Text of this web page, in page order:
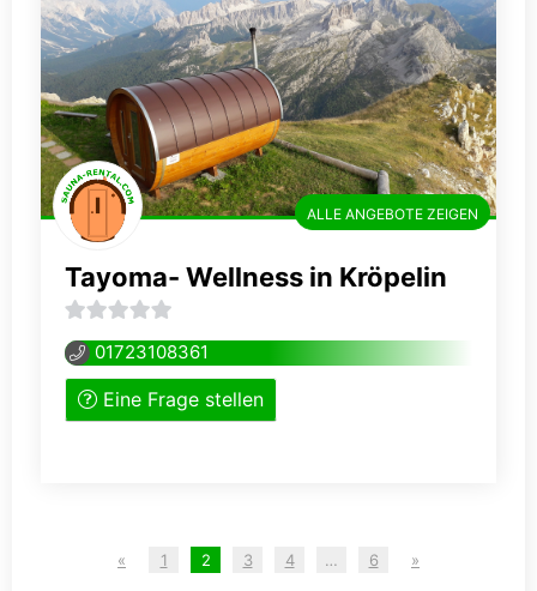
Tayoma- Wellness in Kröpelin
0
von
01723108361
Eine Frage stellen
ALLE ANGEBOTE ZEIGEN
« 1 2 3 4 … 6 »